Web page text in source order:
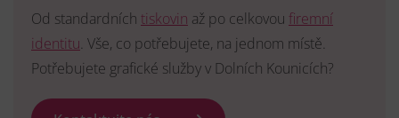
Od standardních tiskovin až po celkovou firemní
identitu. Vše, co potřebujete, na jednom místě.
Potřebujete grafické služby v Dolních Kounicích?